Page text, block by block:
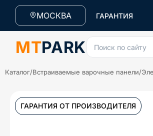
МОСКВА ГАРАНТИЯ
MTPARK Поиск по сайту
Каталог/Встраиваемые варочные панели/
ГАРАНТИЯ ОТ ПРОИЗВОДИТЕЛЯ